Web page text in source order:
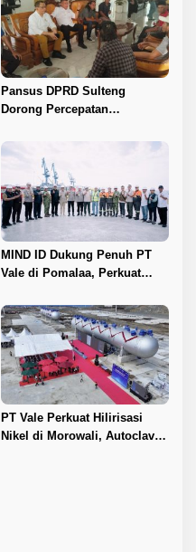
Pansus DPRD Sulteng
Dorong Percepatan
Sawit di Toli-Toli
MIND ID Dukung Penuh PT
Vale di Pomalaa, Perkuat
Hilirisasi Nikel
PT Vale Perkuat Hilirisasi
Nikel di Morowali, Autoclave